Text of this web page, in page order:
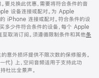
兑换此优惠，需要将符合条件的音
设备连接或配对。为 Apple
iPhone 连接或配对。符合条件的设
多少件符合条件的设备，每个 Apple
至取消订阅。须遵循限制条件和其他条
外损坏提供不限次数的保修服务。
) 上，空间音频适用于支持此功
杜比全景声。